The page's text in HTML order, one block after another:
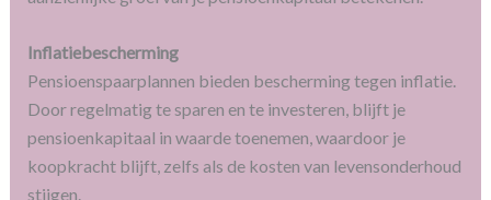
Inflatiebescherming
Pensioenspaarplannen bieden bescherming tegen inflatie.
Door regelmatig te sparen en te investeren, blijft je
pensioenkapitaal in waarde toenemen, waardoor je
koopkracht blijft, zelfs als de kosten van levensonderhoud
stijgen.